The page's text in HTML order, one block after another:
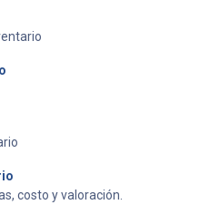
costo y valoración.